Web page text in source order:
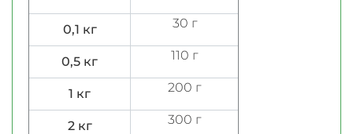
0,1 кг 30 г
0,5 кг 110 г
1 кг 200 г
2 кг 300 г